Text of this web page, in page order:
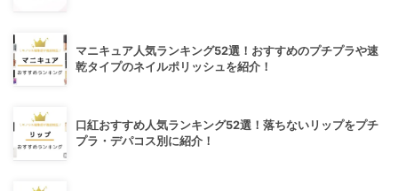
マニキュア人気ランキング52選！おすすめのプチプラや速
乾タイプのネイルポリッシュを紹介！
口紅おすすめ人気ランキング52選！落ちないリップをプチ
プラ・デパコス別に紹介！